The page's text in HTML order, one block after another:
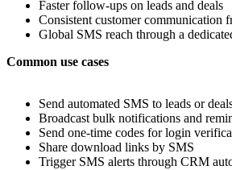
Faster follow‑ups on leads and deals
Consistent customer communication
Global SMS reach through a
Common use cases
Send automated SMS to leads or
Broadcast bulk notifications and
Send one‑time codes for login
Share download links by SMS
Trigger SMS alerts through CRM